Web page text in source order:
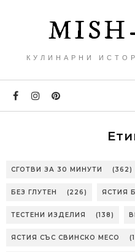
КУЛИНАРНИ
СГОТВИ ЗА 30 МИНУТИ (362)
БЕЗ ГЛУТЕН (226) ЯСТИЯ
ТЕСТЕНИ ИЗДЕЛИЯ (138)
ЯСТИЯ СЪС СВИНСКО МЕСО